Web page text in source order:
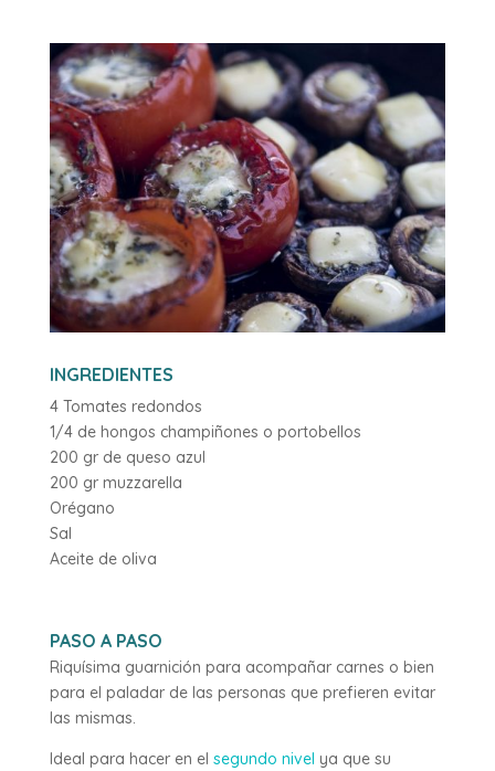
INGREDIENTES
4 Tomates redondos
1/4 de hongos champiñones o portobellos
200 gr de queso azul
200 gr muzzarella
Orégano
Sal
Aceite de oliva
PASO A PASO
Riquísima guarnición para acompañar carnes o bien
para el paladar de las personas que prefieren evitar
las mismas.
Ideal para hacer en el segundo nivel ya que su